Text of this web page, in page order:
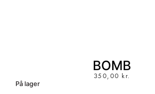
BOMB
350,00 kr.
På lager